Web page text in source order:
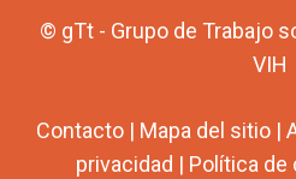
© gTt - Grupo de Trabajo
VIH
Contacto | Mapa del sitio |
privacidad | Política de